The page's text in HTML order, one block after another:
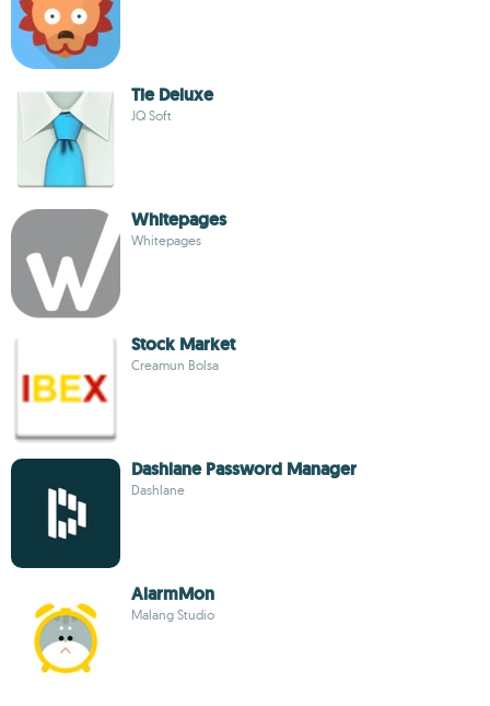
Tie Deluxe
JQ Soft
Whitepages
Whitepages
Stock Market
Creamun Bolsa
Dashlane Password Manager
Dashlane
AlarmMon
Malang Studio